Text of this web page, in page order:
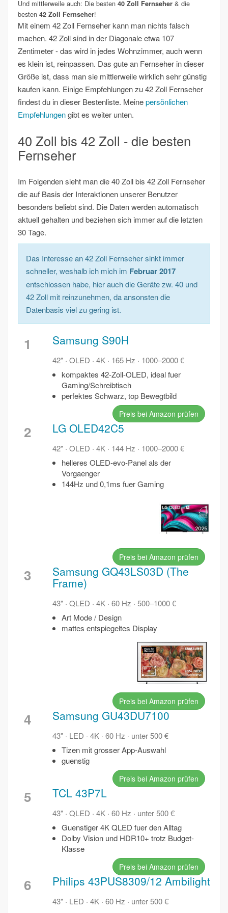
Und mittlerweile auch: Die besten 40 Zoll Fernseher & die
besten 42 Zoll Fernseher!
Mit einem 42 Zoll Fernseher kann man nichts falsch
machen. 42 Zoll sind in der Diagonale etwa 107
Zentimeter - das wird in jedes Wohnzimmer, auch wenn
es klein ist, reinpassen. Das gute an Fernseher in dieser
Größe ist, dass man sie mittlerweile wirklich sehr günstig
kaufen kann. Einige Empfehlungen zu 42 Zoll Fernseher
findest du in dieser Bestenliste. Meinepersönlichen
Empfehlungengibt es weiter unten.
40 Zoll bis 42 Zoll - die besten
Fernseher
Im Folgenden sieht man die 40 Zoll bis 42 Zoll Fernseher
die auf Basis der Interaktionen unserer Benutzer
besonders beliebt sind. Die Daten werden automatisch
aktuell gehalten und beziehen sich immer auf die letzten
30 Tage.
Das Interesse an 42 Zoll Fernseher sinkt immer
schneller, weshalb ich mich im Februar 2017
entschlossen habe, hier auch die Geräte zw. 40 und
42 Zoll mit reinzunehmen, da ansonsten die
Datenbasis viel zu gering ist.
1 Samsung S90H
42" · OLED · 4K · 165 Hz · 1000–2000 €
kompaktes 42-Zoll-OLED, ideal fuer
Gaming/Schreibtisch
perfektes Schwarz, top Bewegtbild
Preis bei Amazon prüfen
2 LG OLED42C5
42" · OLED · 4K · 144 Hz · 1000–2000 €
helleres OLED-evo-Panel als der
Vorgaenger
144Hz und 0,1ms fuer Gaming
Preis bei Amazon prüfen
3 Samsung GQ43LS03D (The
Frame)
43" · QLED · 4K · 60 Hz · 500–1000 €
Art Mode / Design
mattes entspiegeltes Display
Preis bei Amazon prüfen
4 Samsung GU43DU7100
43" · LED · 4K · 60 Hz · unter 500 €
Tizen mit grosser App-Auswahl
guenstig
Preis bei Amazon prüfen
5 TCL 43P7L
43" · QLED · 4K · 60 Hz · unter 500 €
Guenstiger 4K QLED fuer den Alltag
Dolby Vision und HDR10+ trotz Budget-
Klasse
Preis bei Amazon prüfen
6 Philips 43PUS8309/12 Ambilight
43" · LED · 4K · 60 Hz · unter 500 €